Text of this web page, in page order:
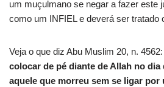
um muçulmano se negar a fazer este
como um INFIEL e deverá ser tratado
Veja o que diz Abu Muslim 20, n. 4562:
colocar de pé diante de Allah no dia
aquele que morreu sem se ligar por